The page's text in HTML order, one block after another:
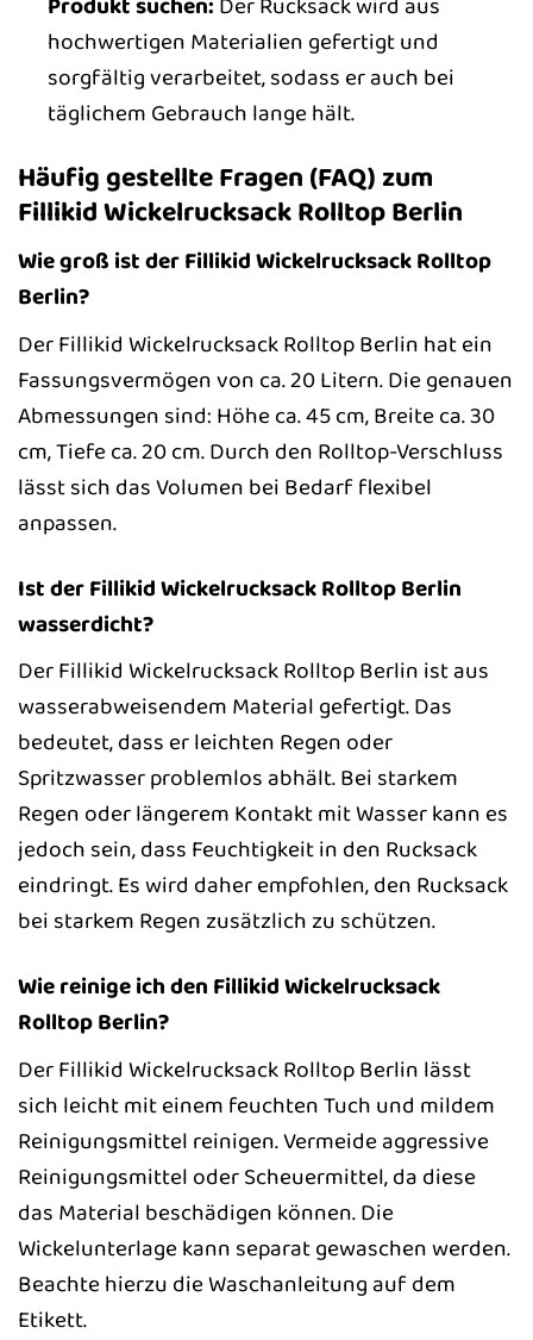
hochwertigen Materialien gefertigt und
sorgfältig verarbeitet, sodass er auch bei
täglichem Gebrauch lange hält.
Häufig gestellte Fragen (FAQ) zum
Fillikid Wickelrucksack Rolltop Berlin
Wie groß ist der Fillikid Wickelrucksack Rolltop
Berlin?
Der Fillikid Wickelrucksack Rolltop Berlin hat ein
Fassungsvermögen von ca. 20 Litern. Die genauen
Abmessungen sind: Höhe ca. 45 cm, Breite ca. 30
cm, Tiefe ca. 20 cm. Durch den Rolltop-Verschluss
lässt sich das Volumen bei Bedarf flexibel
anpassen.
Ist der Fillikid Wickelrucksack Rolltop Berlin
wasserdicht?
Der Fillikid Wickelrucksack Rolltop Berlin ist aus
wasserabweisendem Material gefertigt. Das
bedeutet, dass er leichten Regen oder
Spritzwasser problemlos abhält. Bei starkem
Regen oder längerem Kontakt mit Wasser kann es
jedoch sein, dass Feuchtigkeit in den Rucksack
eindringt. Es wird daher empfohlen, den Rucksack
bei starkem Regen zusätzlich zu schützen.
Wie reinige ich den Fillikid Wickelrucksack
Rolltop Berlin?
Der Fillikid Wickelrucksack Rolltop Berlin lässt
sich leicht mit einem feuchten Tuch und mildem
Reinigungsmittel reinigen. Vermeide aggressive
Reinigungsmittel oder Scheuermittel, da diese
das Material beschädigen können. Die
Wickelunterlage kann separat gewaschen werden.
Beachte hierzu die Waschanleitung auf dem
Etikett.